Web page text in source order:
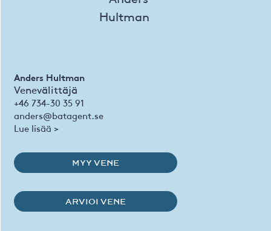
Anders Hultman
Venevälittäjä
+46 734-30 35 91
anders@batagent.se
Lue lisää >
MYY VENE
ARVIOI VENE